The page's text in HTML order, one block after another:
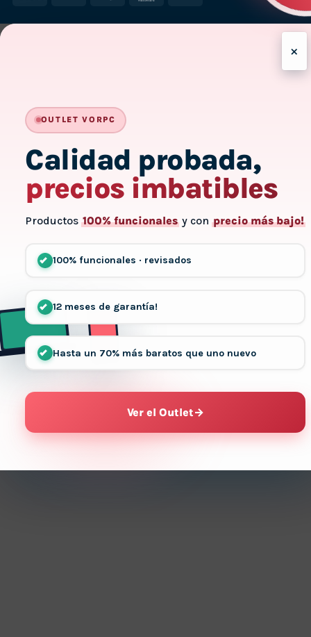
×
OUTLET VORPC
Calidad probada,
precios imbatibles
Productos 100% funcionales y con precio más bajo!
100% funcionales · revisados
12 meses de garantía!
Hasta un 70% más baratos que uno nuevo
Ver el Outlet→